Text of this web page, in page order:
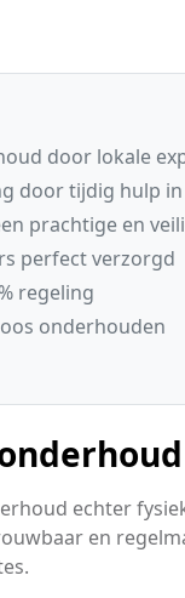
door lokale
door tijdig hulp in
prachtige en
perfect verzorgd
regeling
onderhouden
echter
en